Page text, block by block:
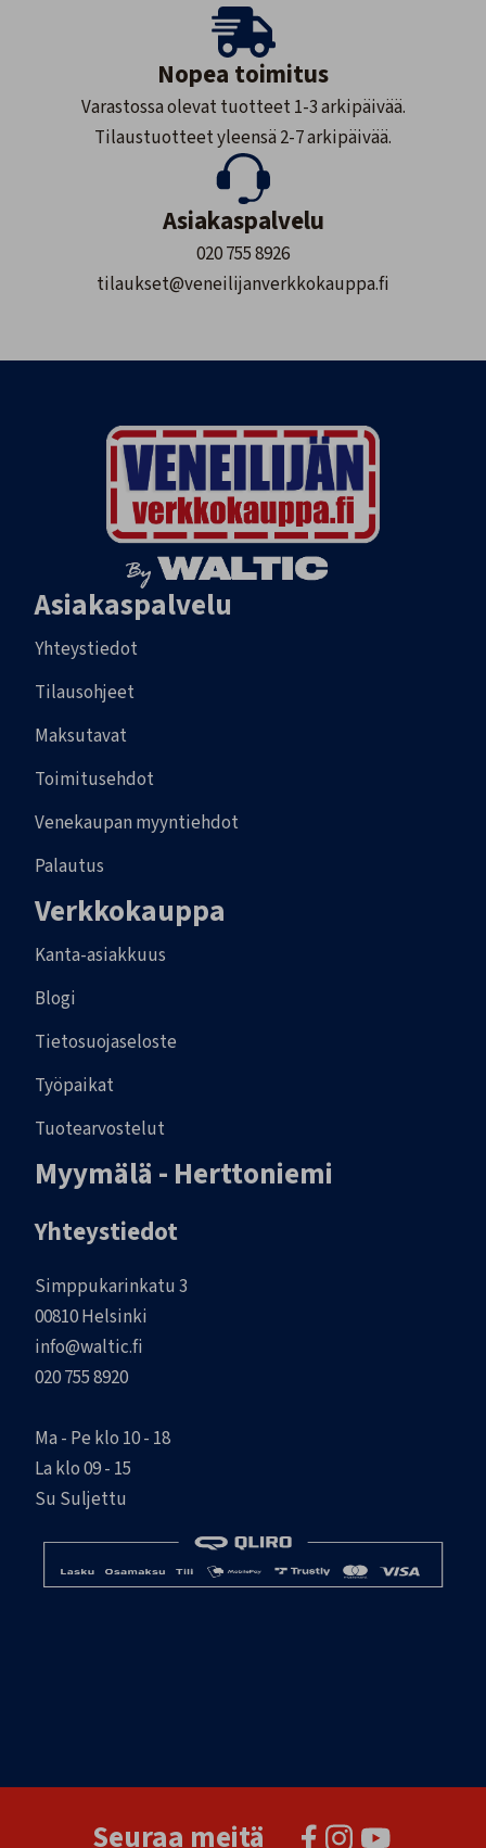
Nopea toimitus
Varastossa olevat tuotteet 1-3 arkipäivää.
Tilaustuotteet yleensä 2-7 arkipäivää.
Asiakaspalvelu
020 755 8926
tilaukset@veneilijanverkkokauppa.fi
Asiakaspalvelu
Yhteystiedot
Tilausohjeet
Maksutavat
Toimitusehdot
Venekaupan myyntiehdot
Palautus
Verkkokauppa
Kanta-asiakkuus
Blogi
Tietosuojaseloste
Työpaikat
Tuotearvostelut
Myymälä - Herttoniemi
Yhteystiedot
Simppukarinkatu 3
00810 Helsinki
info@waltic.fi
020 755 8920
Ma - Pe klo 10 - 18
La klo 09 - 15
Su Suljettu
Seuraa meitä